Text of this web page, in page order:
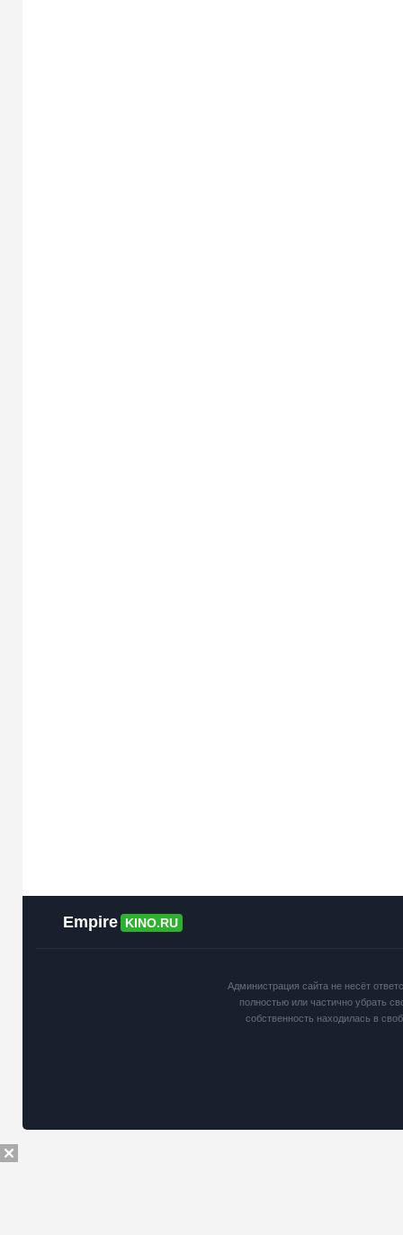
Empire KINO.RU
Администрация сайта не несёт
полностью или частично убрать
собственность находилась в